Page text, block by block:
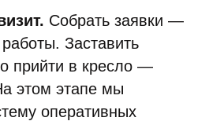
Собрать заявки —
Заставить
прийти в кресло —
этом этапе мы
оперативных